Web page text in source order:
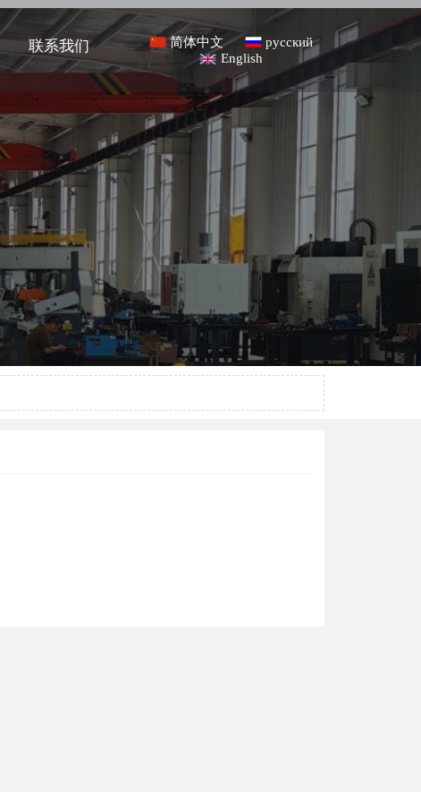
联系我们 简体中文
русский
English